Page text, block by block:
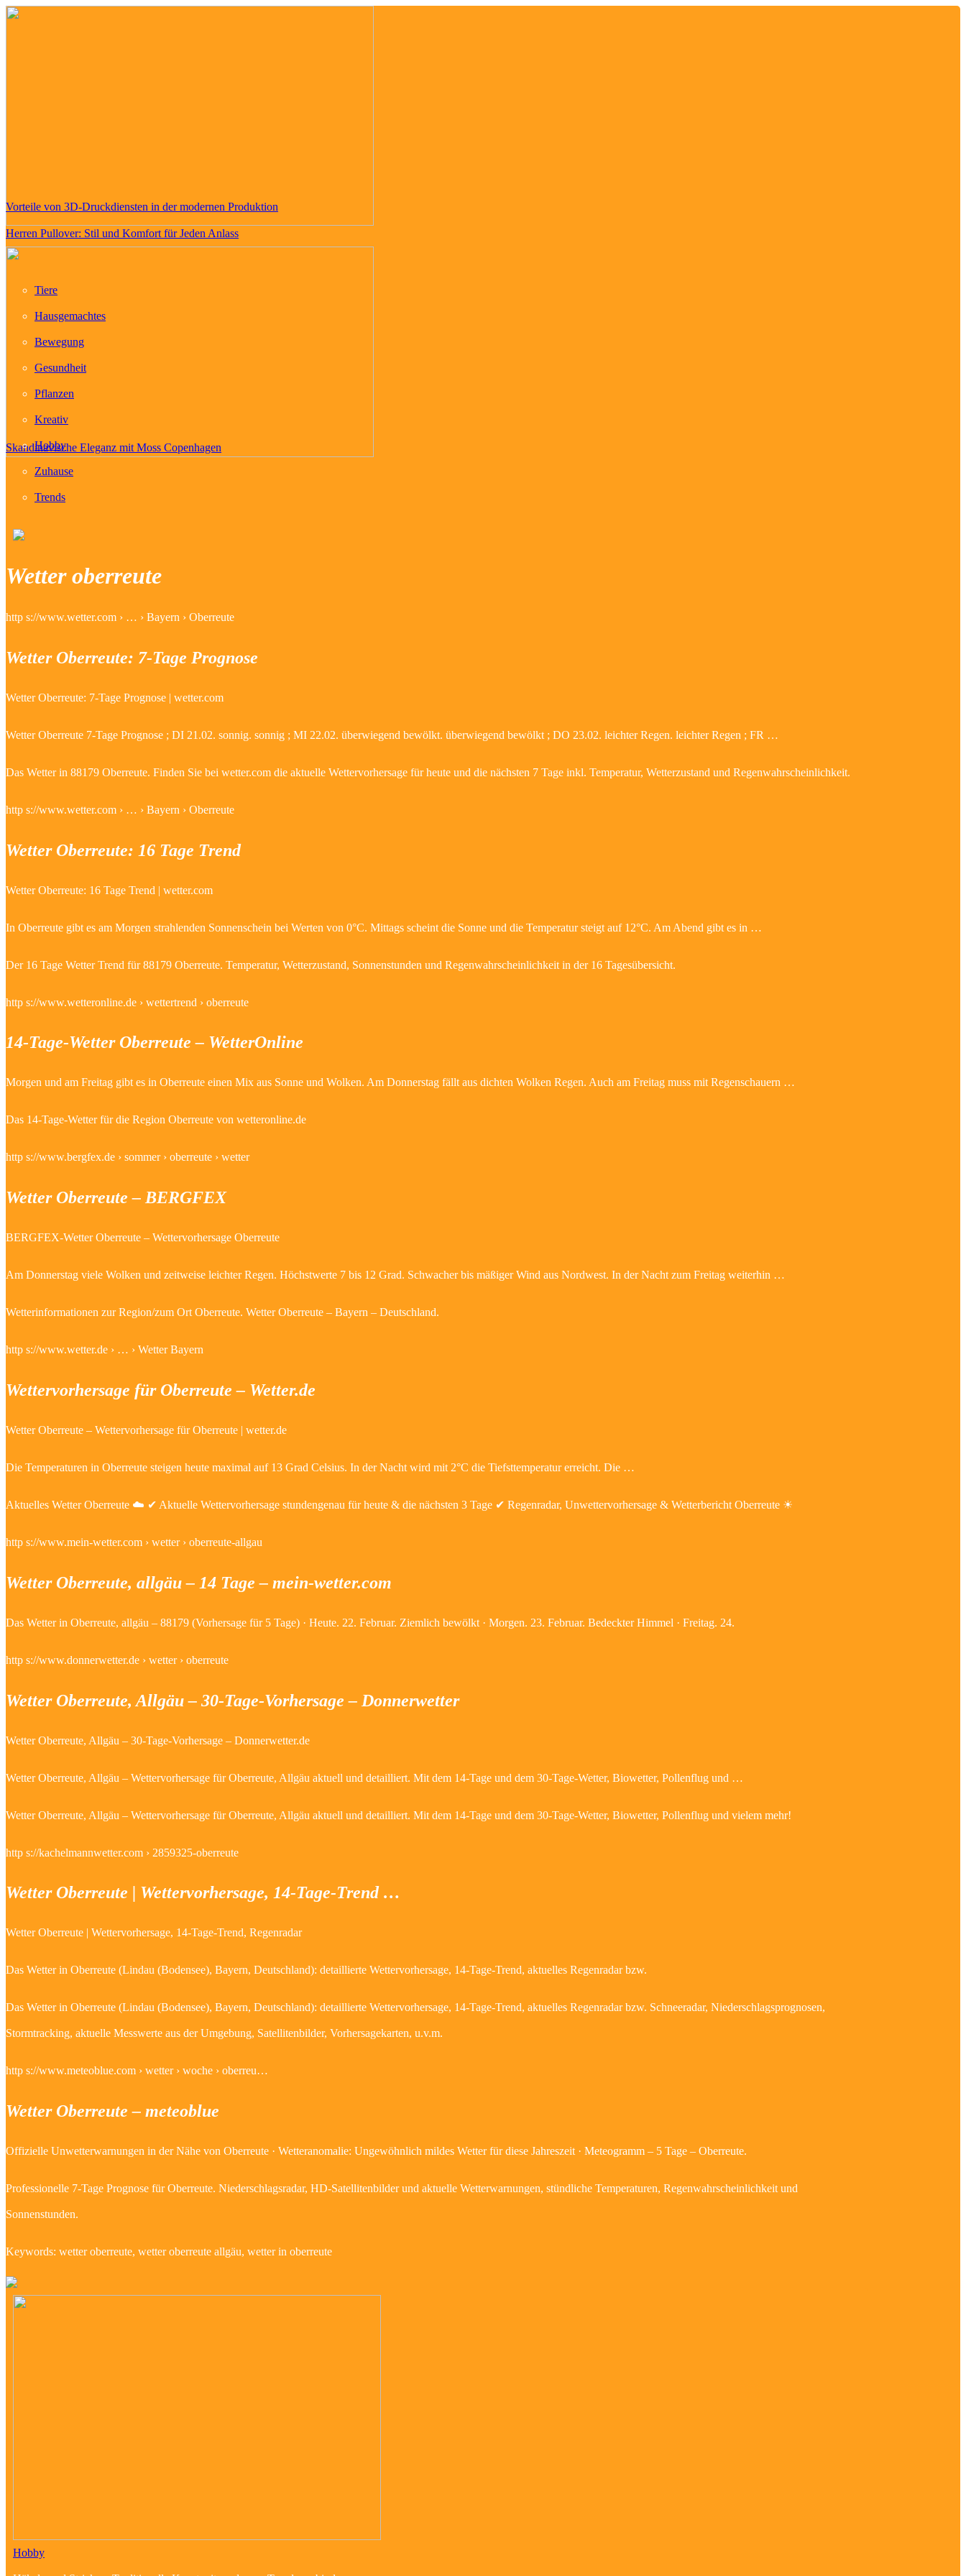
Vorteile von 3D-Druckdiensten in der modernen Produktion
Herren Pullover: Stil und Komfort für Jeden Anlass
Skandinavische Eleganz mit Moss Copenhagen
Tiere
Hausgemachtes
Bewegung
Gesundheit
Pflanzen
Kreativ
Hobby
Zuhause
Trends
Wetter oberreute
http s://www.wetter.com › … › Bayern › Oberreute
Wetter Oberreute: 7-Tage Prognose
Wetter Oberreute: 7-Tage Prognose | wetter.com
Wetter Oberreute 7-Tage Prognose ; DI 21.02. sonnig. sonnig ; MI 22.02. überwiegend bewölkt. überwiegend bewölkt ; DO 23.02. leichter Regen. leichter Regen ; FR …
Das Wetter in 88179 Oberreute. Finden Sie bei wetter.com die aktuelle Wettervorhersage für heute und die nächsten 7 Tage inkl. Temperatur, Wetterzustand und Regenwahrscheinlichkeit.
http s://www.wetter.com › … › Bayern › Oberreute
Wetter Oberreute: 16 Tage Trend
Wetter Oberreute: 16 Tage Trend | wetter.com
In Oberreute gibt es am Morgen strahlenden Sonnenschein bei Werten von 0°C. Mittags scheint die Sonne und die Temperatur steigt auf 12°C. Am Abend gibt es in …
Der 16 Tage Wetter Trend für 88179 Oberreute. Temperatur, Wetterzustand, Sonnenstunden und Regenwahrscheinlichkeit in der 16 Tagesübersicht.
http s://www.wetteronline.de › wettertrend › oberreute
14-Tage-Wetter Oberreute – WetterOnline
Morgen und am Freitag gibt es in Oberreute einen Mix aus Sonne und Wolken. Am Donnerstag fällt aus dichten Wolken Regen. Auch am Freitag muss mit Regenschauern …
Das 14-Tage-Wetter für die Region Oberreute von wetteronline.de
http s://www.bergfex.de › sommer › oberreute › wetter
Wetter Oberreute – BERGFEX
BERGFEX-Wetter Oberreute – Wettervorhersage Oberreute
Am Donnerstag viele Wolken und zeitweise leichter Regen. Höchstwerte 7 bis 12 Grad. Schwacher bis mäßiger Wind aus Nordwest. In der Nacht zum Freitag weiterhin …
Wetterinformationen zur Region/zum Ort Oberreute. Wetter Oberreute – Bayern – Deutschland.
http s://www.wetter.de › … › Wetter Bayern
Wettervorhersage für Oberreute – Wetter.de
Wetter Oberreute – Wettervorhersage für Oberreute | wetter.de
Die Temperaturen in Oberreute steigen heute maximal auf 13 Grad Celsius. In der Nacht wird mit 2°C die Tiefsttemperatur erreicht. Die …
Aktuelles Wetter Oberreute ☁️ ✔ Aktuelle Wettervorhersage stundengenau für heute & die nächsten 3 Tage ✔ Regenradar, Unwettervorhersage & Wetterbericht Oberreute ☀
http s://www.mein-wetter.com › wetter › oberreute-allgau
Wetter Oberreute, allgäu – 14 Tage – mein-wetter.com
Das Wetter in Oberreute, allgäu – 88179 (Vorhersage für 5 Tage) · Heute. 22. Februar. Ziemlich bewölkt · Morgen. 23. Februar. Bedeckter Himmel · Freitag. 24.
http s://www.donnerwetter.de › wetter › oberreute
Wetter Oberreute, Allgäu – 30-Tage-Vorhersage – Donnerwetter
Wetter Oberreute, Allgäu – 30-Tage-Vorhersage – Donnerwetter.de
Wetter Oberreute, Allgäu – Wettervorhersage für Oberreute, Allgäu aktuell und detailliert. Mit dem 14-Tage und dem 30-Tage-Wetter, Biowetter, Pollenflug und …
Wetter Oberreute, Allgäu – Wettervorhersage für Oberreute, Allgäu aktuell und detailliert. Mit dem 14-Tage und dem 30-Tage-Wetter, Biowetter, Pollenflug und vielem mehr!
http s://kachelmannwetter.com › 2859325-oberreute
Wetter Oberreute | Wettervorhersage, 14-Tage-Trend …
Wetter Oberreute | Wettervorhersage, 14-Tage-Trend, Regenradar
Das Wetter in Oberreute (Lindau (Bodensee), Bayern, Deutschland): detaillierte Wettervorhersage, 14-Tage-Trend, aktuelles Regenradar bzw.
Das Wetter in Oberreute (Lindau (Bodensee), Bayern, Deutschland): detaillierte Wettervorhersage, 14-Tage-Trend, aktuelles Regenradar bzw. Schneeradar, Niederschlagsprognosen,
Stormtracking, aktuelle Messwerte aus der Umgebung, Satellitenbilder, Vorhersagekarten, u.v.m.
http s://www.meteoblue.com › wetter › woche › oberreu…
Wetter Oberreute – meteoblue
Offizielle Unwetterwarnungen in der Nähe von Oberreute · Wetteranomalie: Ungewöhnlich mildes Wetter für diese Jahreszeit · Meteogramm – 5 Tage – Oberreute.
Professionelle 7-Tage Prognose für Oberreute. Niederschlagsradar, HD-Satellitenbilder und aktuelle Wetterwarnungen, stündliche Temperaturen, Regenwahrscheinlichkeit und
Sonnenstunden.
Keywords: wetter oberreute, wetter oberreute allgäu, wetter in oberreute
Hobby